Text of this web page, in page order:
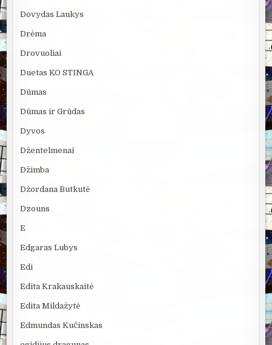
Dovydas Laukys
Drėma
Drovuoliai
Duetas KO STINGA
Dūmas
Dūmas ir Grūdas
Dyvos
Džentelmenai
Džimba
Džordana Butkutė
Dzouns
E
Edgaras Lubys
Edi
Edita Krakauskaitė
Edita Mildažytė
Edmundas Kučinskas